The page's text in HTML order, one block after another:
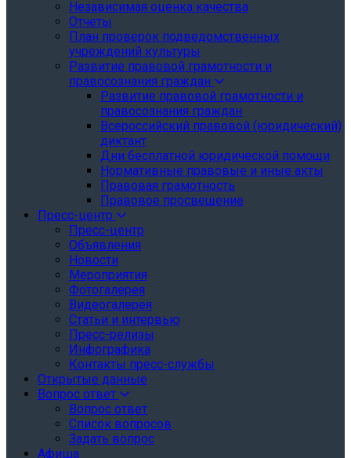
Независимая оценка качества
Отчеты
План проверок подведомственных
учреждений культуры
Развитие правовой грамотности и
правосознания граждан
Развитие правовой грамотности и
правосознания граждан
Всероссийский правовой (юридический)
диктант
Дни бесплатной юридической помощи
Нормативные правовые и иные акты
Правовая грамотность
Правовое просвещение
Пресс-центр
Пресс-центр
Объявления
Новости
Мероприятия
Фотогалерея
Видеогалерея
Статьи и интервью
Пресс-релизы
Инфографика
Контакты пресс-службы
Открытые данные
Вопрос ответ
Вопрос ответ
Список вопросов
Задать вопрос
Афиша